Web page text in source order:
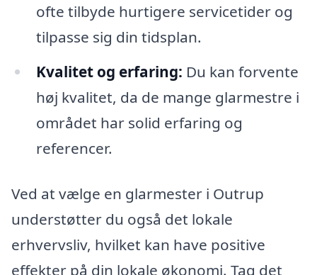
ofte tilbyde hurtigere servicetider og
tilpasse sig din tidsplan.
Kvalitet og erfaring: Du kan forvente
høj kvalitet, da de mange glarmestre i
området har solid erfaring og
referencer.
Ved at vælge en glarmester i Outrup
understøtter du også det lokale
erhvervsliv, hvilket kan have positive
effekter på din lokale økonomi. Tag det